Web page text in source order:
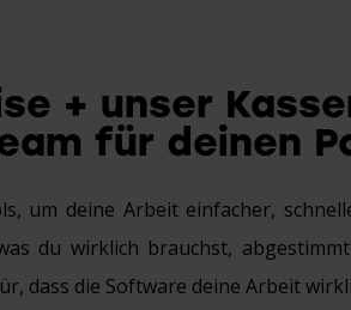
Garten-
+ unser
für deinen
um deine Arbeit einfacher,
du wirklich brauchst,
dass die Software deine Arbeit